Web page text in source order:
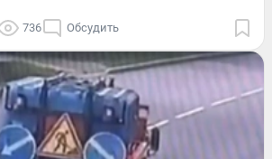
736 Обсудить